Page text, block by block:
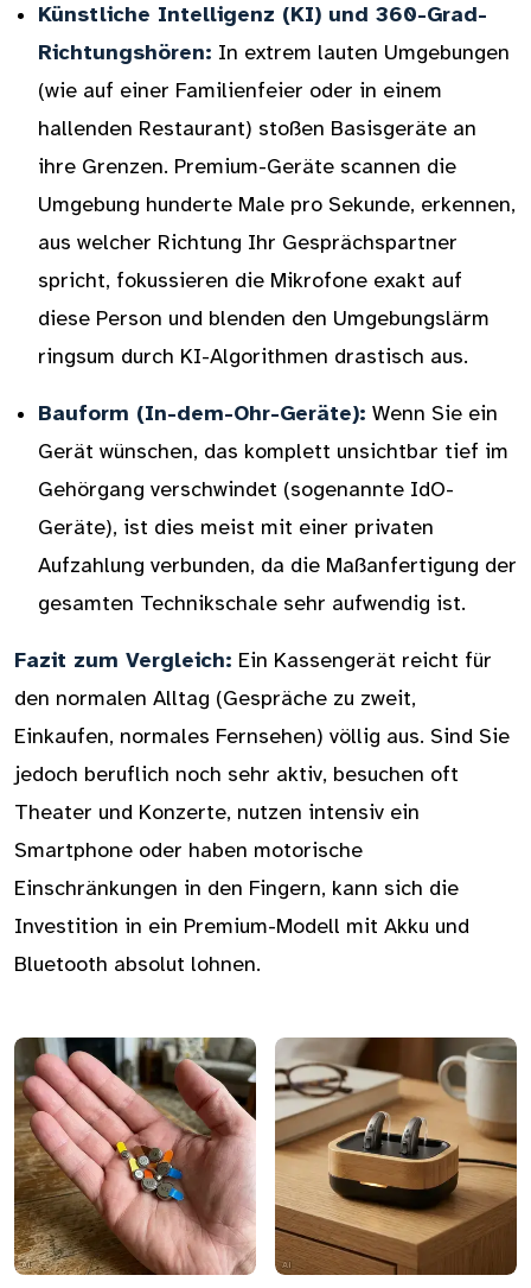
Künstliche Intelligenz (KI) und 360-Grad-
Richtungshören: In extrem lauten Umgebungen
(wie auf einer Familienfeier oder in einem
hallenden Restaurant) stoßen Basisgeräte an
ihre Grenzen. Premium-Geräte scannen die
Umgebung hunderte Male pro Sekunde, erkennen,
aus welcher Richtung Ihr Gesprächspartner
spricht, fokussieren die Mikrofone exakt auf
diese Person und blenden den Umgebungslärm
ringsum durch KI-Algorithmen drastisch aus.
Bauform (In-dem-Ohr-Geräte): Wenn Sie ein
Gerät wünschen, das komplett unsichtbar tief im
Gehörgang verschwindet (sogenannte IdO-
Geräte), ist dies meist mit einer privaten
Aufzahlung verbunden, da die Maßanfertigung der
gesamten Technikschale sehr aufwendig ist.
Fazit zum Vergleich: Ein Kassengerät reicht für
den normalen Alltag (Gespräche zu zweit,
Einkaufen, normales Fernsehen) völlig aus. Sind Sie
jedoch beruflich noch sehr aktiv, besuchen oft
Theater und Konzerte, nutzen intensiv ein
Smartphone oder haben motorische
Einschränkungen in den Fingern, kann sich die
Investition in ein Premium-Modell mit Akku und
Bluetooth absolut lohnen.